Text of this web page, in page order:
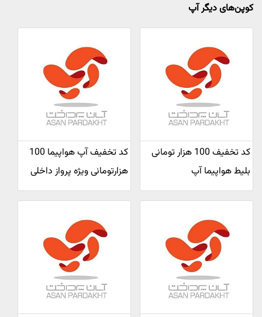
کوپن‌های دیگر آپ
کد تخفیف 100 هزار تومانی
بلیط هواپیما آپ
کد تخفیف آپ هواپیما 100
هزارتومانی ویژه پرواز داخلی